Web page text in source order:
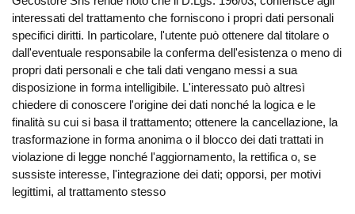
interessati del trattamento che forniscono i propri dati personali
specifici diritti. In particolare, l'utente può ottenere dal titolare o
dall'eventuale responsabile la conferma dell'esistenza o meno di
propri dati personali e che tali dati vengano messi a sua
disposizione in forma intelligibile. L'interessato può altresì
chiedere di conoscere l'origine dei dati nonché la logica e le
finalità su cui si basa il trattamento; ottenere la cancellazione, la
trasformazione in forma anonima o il blocco dei dati trattati in
violazione di legge nonché l'aggiornamento, la rettifica o, se
sussiste interesse, l'integrazione dei dati; opporsi, per motivi
legittimi, al trattamento stesso